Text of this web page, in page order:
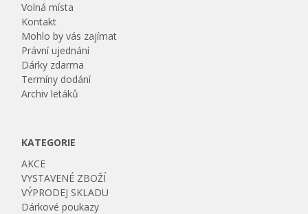
Volná místa
Kontakt
Mohlo by vás zajímat
Právní ujednání
Dárky zdarma
Termíny dodání
Archiv letáků
KATEGORIE
AKCE
VYSTAVENÉ ZBOŽÍ
VÝPRODEJ SKLADU
Dárkové poukazy